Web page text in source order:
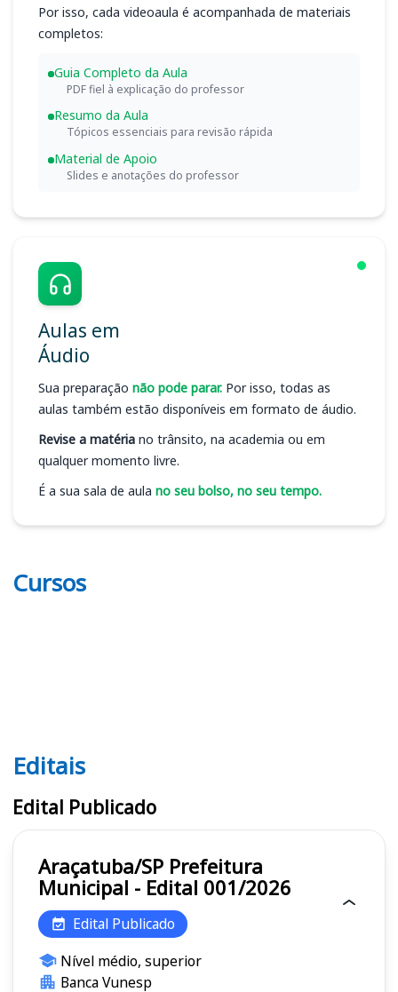
Por isso, cada videoaula é acompanhada de materiais
completos:
Guia Completo da Aula
PDF fiel à explicação do professor
Resumo da Aula
Tópicos essenciais para revisão rápida
Material de Apoio
Slides e anotações do professor
Aulas em
Áudio
Sua preparação não pode parar. Por isso, todas as
aulas também estão disponíveis em formato de áudio.
Revise a matéria no trânsito, na academia ou em
qualquer momento livre.
É a sua sala de aula no seu bolso, no seu tempo.
Cursos
Editais
Editais
Edital Publicado
Araçatuba/SP Prefeitura
Municipal - Edital 001/2026
Edital Publicado
Nível médio, superior
Banca Vunesp